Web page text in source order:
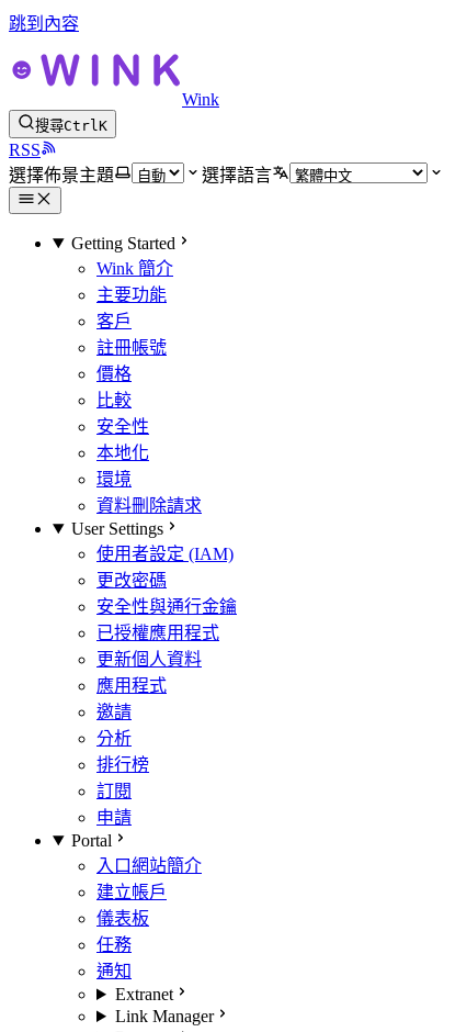
跳到內容
Wink
搜尋CtrlK
RSS
選擇佈景主題
選擇語言
Getting Started
Wink 簡介
主要功能
客戶
註冊帳號
價格
比較
安全性
本地化
環境
資料刪除請求
User Settings
使用者設定 (IAM)
更改密碼
安全性與通行金鑰
已授權應用程式
更新個人資料
應用程式
邀請
分析
排行榜
訂閱
申請
Portal
入口網站簡介
建立帳戶
儀表板
任務
通知
Extranet
Link Manager